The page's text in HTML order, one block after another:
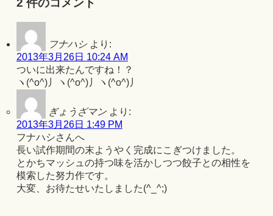
2 件のコメント
フナハシ より:
2013年3月26日 10:24 AM
ついに出来たんですね！？
ヽ(^o^)丿ヽ(^o^)丿ヽ(^o^)丿
ぎょうざマン より:
2013年3月26日 1:49 PM
フナハシさんへ
長い試作期間の末ようやく完成にこぎつけました。
とかちマッシュの持つ味を活かしつつ餃子との相性を
模索した努力作です。
大変、お待たせいたしました(^_^;)